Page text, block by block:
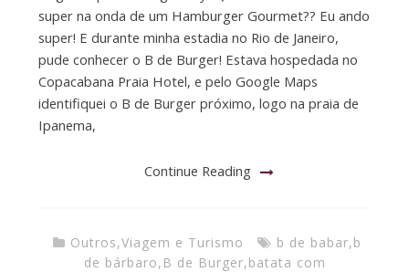
super na onda de um Hamburger Gourmet?? Eu ando
super! E durante minha estadia no Rio de Janeiro,
pude conhecer o B de Burger! Estava hospedada no
Copacabana Praia Hotel, e pelo Google Maps
identifiquei o B de Burger próximo, logo na praia de
Ipanema,
Continue Reading
Outros,Viagem e Turismo b de babar,b
de bárbaro, B de Burger,batata com